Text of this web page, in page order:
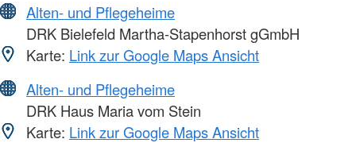
Alten- und Pflegeheime
DRK Bielefeld Martha-Stapenhorst gGmbH
Karte: Link zur Google Maps Ansicht
Alten- und Pflegeheime
DRK Haus Maria vom Stein
Karte: Link zur Google Maps Ansicht